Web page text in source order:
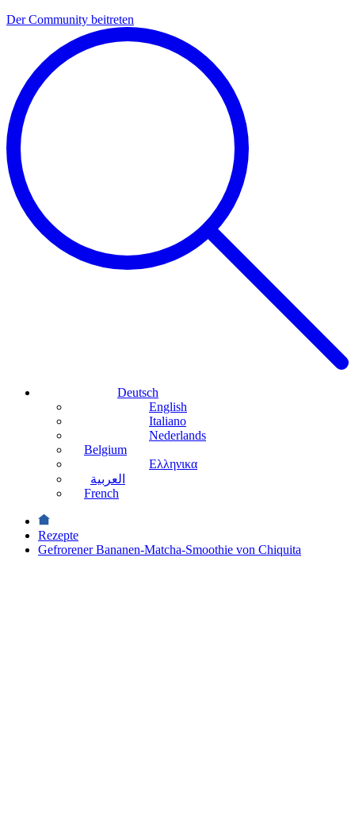
Der Community beitreten
Deutsch
English
Italiano
Nederlands
Belgium
Ελληνικα
العربية
French
Rezepte
Gefrorener Bananen-Matcha-Smoothie von Chiquita